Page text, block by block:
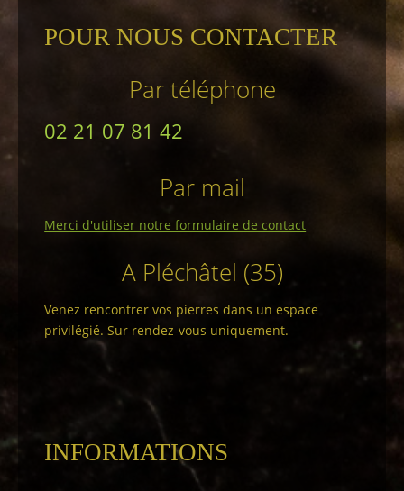
POUR NOUS CONTACTER
Par téléphone
02 21 07 81 42
Par mail
Merci d'utiliser notre formulaire de contact
A Pléchâtel (35)
Venez rencontrer vos pierres dans un espace
privilégié. Sur rendez-vous uniquement.
INFORMATIONS